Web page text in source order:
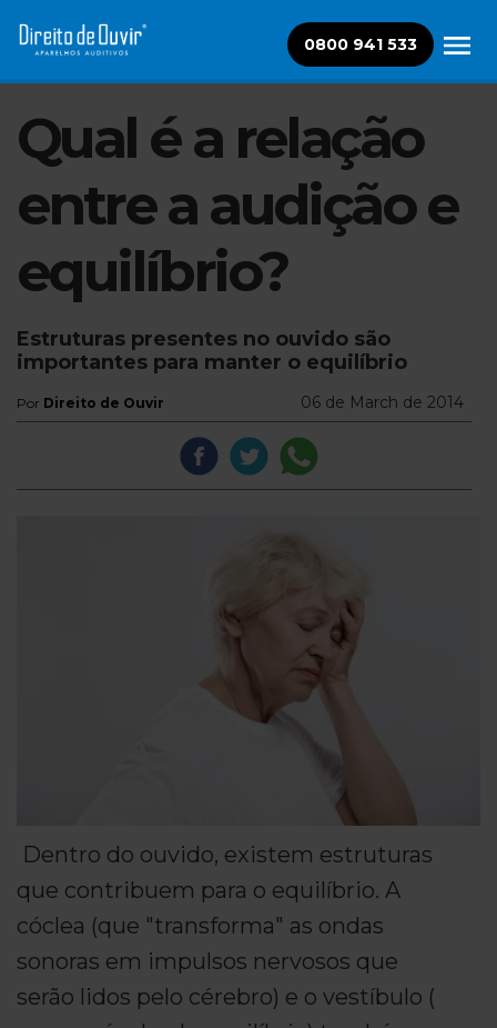
0800 941 533
Qual é a relação
entre a audição e
equilíbrio?
Estruturas presentes no ouvido são
importantes para manter o equilíbrio
Por Direito de Ouvir 06 de March de 2014
Dentro do ouvido, existem estruturas
que contribuem para o equilíbrio. A
cóclea (que "transforma" as ondas
sonoras em impulsos nervosos que
serão lidos pelo cérebro) e o vestíbulo (